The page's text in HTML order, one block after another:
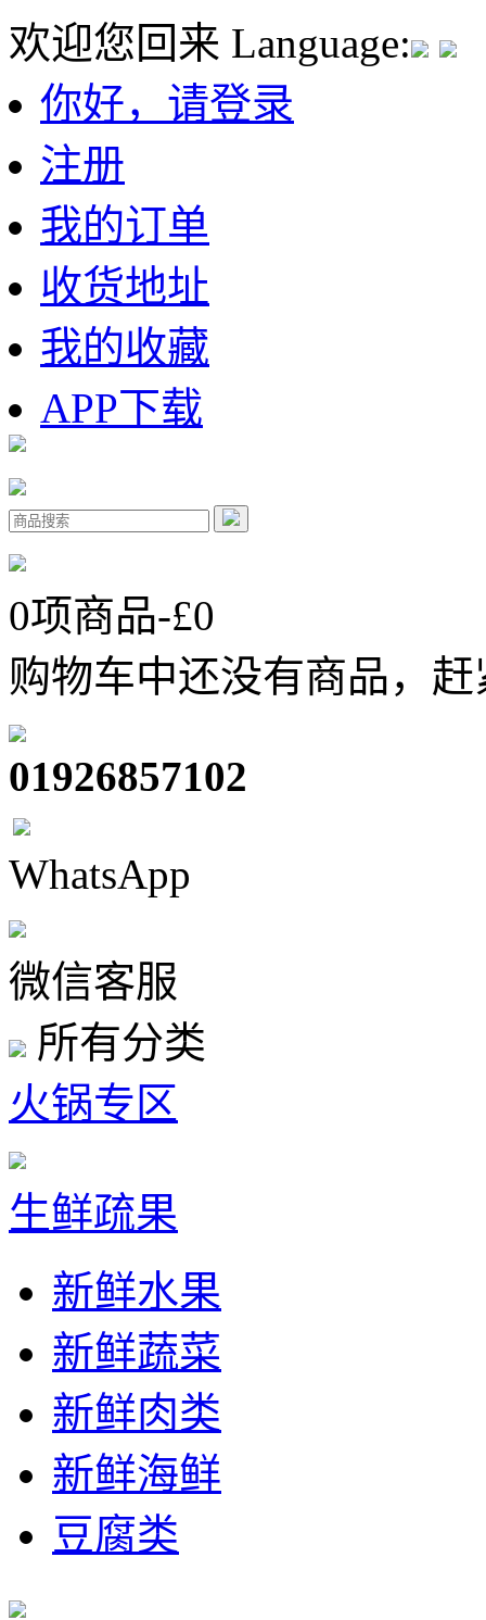
欢迎您回来 Language:
你好，请登录
注册
我的订单
收货地址
我的收藏
APP下载
0项商品-£0
购物车中还没有商品，
01926857102
WhatsApp
微信客服
所有分类
火锅专区
生鲜疏果
新鲜水果
新鲜蔬菜
新鲜肉类
新鲜海鲜
豆腐类